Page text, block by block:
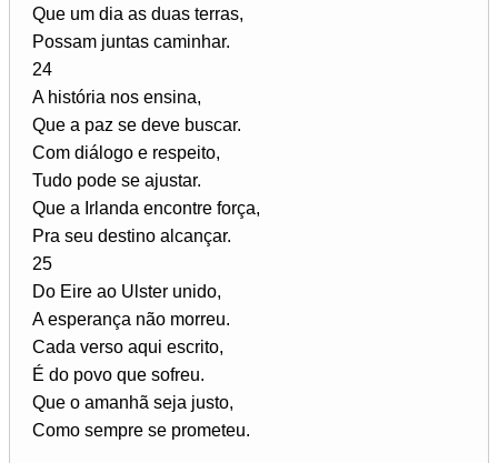
Que um dia as duas terras,
Possam juntas caminhar.
24
A história nos ensina,
Que a paz se deve buscar.
Com diálogo e respeito,
Tudo pode se ajustar.
Que a Irlanda encontre força,
Pra seu destino alcançar.
25
Do Eire ao Ulster unido,
A esperança não morreu.
Cada verso aqui escrito,
É do povo que sofreu.
Que o amanhã seja justo,
Como sempre se prometeu.